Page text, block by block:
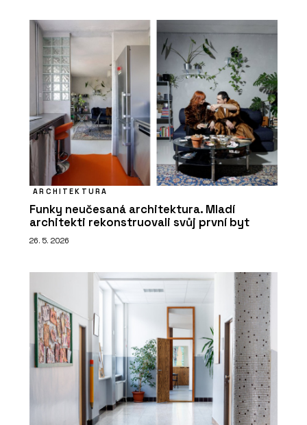
ARCHITEKTURA
Funky neučesaná architektura. Mladí
architekti rekonstruovali svůj první byt
26. 5. 2026